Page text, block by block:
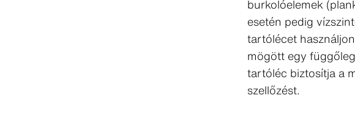
burkolóelemek
esetén pedig
tartólécet
mögött egy
tartóléc biztosítja a
szellőzést.